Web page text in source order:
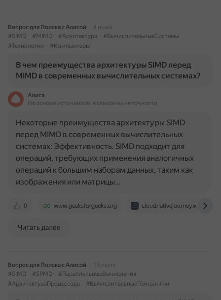
Вопрос для Поиска с Алисой
4 июня
#SIMD
#MIMD #Архитектура
#ВычислительныеСистемы
#Технологии
#Компьютеры
В чем преимущества архитектуры SIMD перед
MIMD в современных вычислительных системах?
Алиса
На основе источников, возможны неточности
0 www.geeksforgeeks.org
Некоторые преимущества архитектуры SIMD
перед MIMD в современных вычислительных
системах: Эффективность. SIMD подходит для
операций, требующих применения аналогичных
операций к большим наборам данных, таким как
изображения или матрицы…
Читать далее
Вопрос для Поиска с Алисой
16 июля
#SIMD
#SPMD
#ПараллельныеВычисления
#АрхитектураПроцессора
#ВычислительныеТехнологии